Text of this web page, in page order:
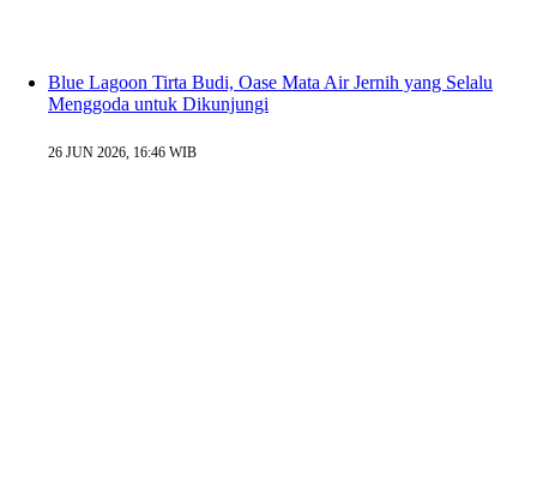
Blue Lagoon Tirta Budi, Oase Mata Air Jernih yang Selalu
Menggoda untuk Dikunjungi
26 JUN 2026, 16:46 WIB